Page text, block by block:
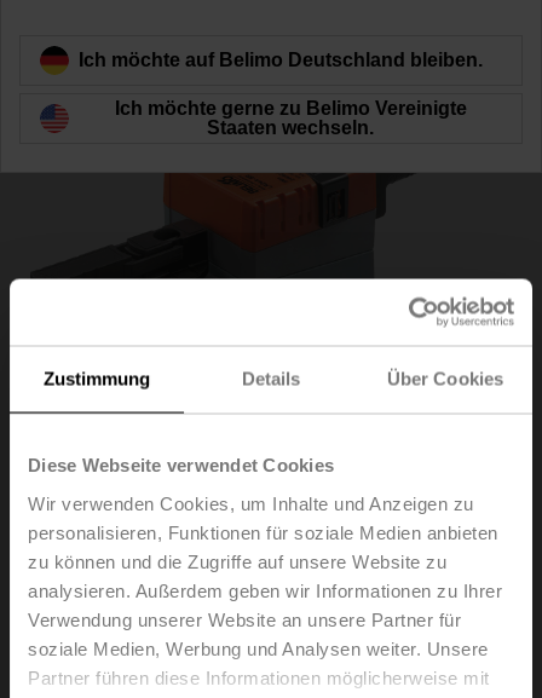
Zustimmung Details Über Cookies
Diese Webseite verwendet Cookies
Wir verwenden Cookies, um Inhalte und Anzeigen zu
personalisieren, Funktionen für soziale Medien anbieten
zu können und die Zugriffe auf unsere Website zu
analysieren. Außerdem geben wir Informationen zu Ihrer
Verwendung unserer Website an unsere Partner für
soziale Medien, Werbung und Analysen weiter. Unsere
Partner führen diese Informationen möglicherweise mit
LR24A-SR
Drehantrieb, 5 Nm, AC/DC 24 V, 2...10 V, 90 s, IP54
Listenpreis
EUR 242,00
Ich möchte auf Belimo Deutschland bleiben.
Ich möchte gerne zu Belimo Vereinigte
Staaten wechseln.